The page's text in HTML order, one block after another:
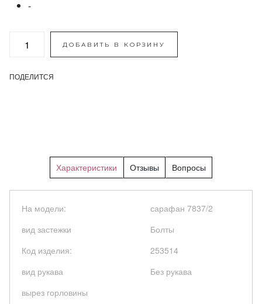
-
ДОБАВИТЬ В КОРЗИНУ
ПОДЕЛИТСЯ
Характеристики Отзывы Вопросы
На модели:
сарафан 7837/2
вид застежки
Болты
Код изделия:
253514
вид рукава
Без рукава
вырез горловины